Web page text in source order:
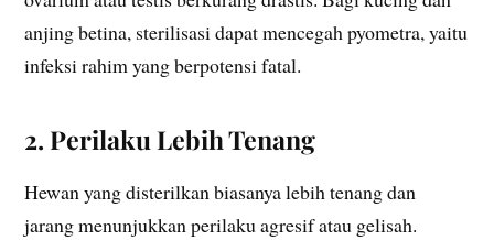
anjing betina, sterilisasi dapat mencegah pyometra, yaitu
infeksi rahim yang berpotensi fatal.
2. Perilaku Lebih Tenang
Hewan yang disterilkan biasanya lebih tenang dan
jarang menunjukkan perilaku agresif atau gelisah.